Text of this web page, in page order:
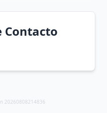
20260808214836